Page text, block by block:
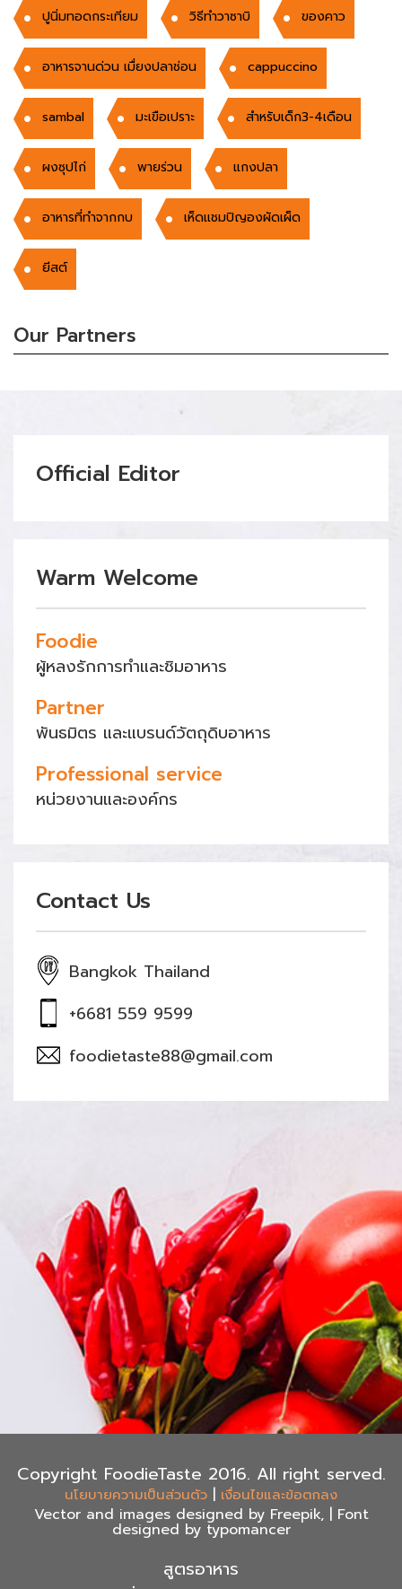
ปูนิ่มทอดกระเทียม วิธีทำวาซาบิ ของคาว
อาหารจานด่วน เมื่ยงปลาช่อน cappuccino
sambal มะเขือเปราะ สำหรับเด็ก3-4เดือน
ผงซุปไก่ พายร่วน แกงปลา
อาหารที่ทำจากกบ เห็ดแชมปิญองผัดเผ็ด
ยีสต์
Our Partners
Official Editor
Warm Welcome
Foodie
ผู้หลงรักการทำและชิมอาหาร
Partner
พันธมิตร และแบรนด์วัตถุดิบอาหาร
Professional service
หน่วยงานและองค์กร
Contact Us
Bangkok Thailand
+6681 559 9599
foodietaste88@gmail.com
Copyright FoodieTaste 2016. All right served.
นโยบายความเป็นส่วนตัว | เงื่อนไขและข้อตกลง
Vector and images designed by Freepik, | Font
designed by typomancer
สูตรอาหาร